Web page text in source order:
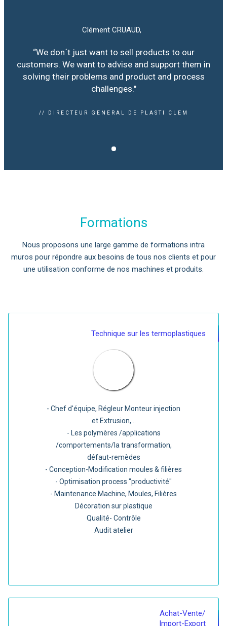
Clément CRUAUD,
“We don´t just want to sell products to our
customers. We want to advise and support them in
solving their problems and product and process
challenges."
// DIRECTEUR GENERAL DE PLASTI CLEM
Formations
Nous proposons une large gamme de formations intra
muros pour répondre aux besoins de tous nos clients et pour
une utilisation conforme de nos machines et produits.
- Chef d'équipe, Régleur Monteur injection
et Extrusion,...
- Les polymères /applications
/comportements/la transformation,
défaut-remèdes
- Conception-Modification moules & filières
- Optimisation process "productivité"
- Maintenance Machine, Moules, Filières
Décoration sur plastique
Qualité- Contrôle
Audit atelier
Technique sur les termoplastiques
Achat-Vente/
Import-Export